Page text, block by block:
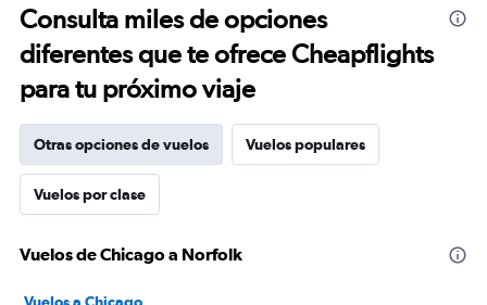
Consulta miles de opciones
diferentes que te ofrece Cheapflights
para tu próximo viaje
Otras opciones de vuelos Vuelos populares
Vuelos por clase
Vuelos de Chicago a Norfolk